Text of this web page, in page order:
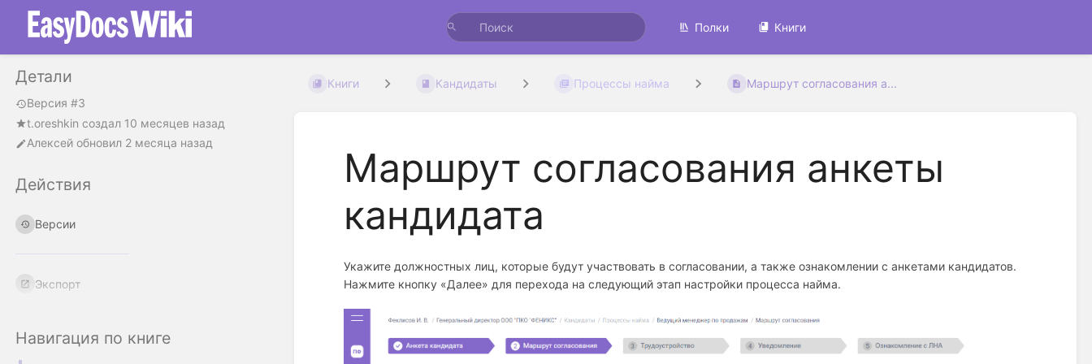
Полки Книги
Детали
Версия #3
t.oreshkin создал 10 месяцев назад
Алексей обновил 2 месяца назад
Действия
Версии
Экспорт
Навигация по книге
Книги Кандидаты Процессы найма Маршрут согласования а...
Маршрут согласования анкеты
кандидата
Укажите должностных лиц, которые будут участвовать в согласовании, а также ознакомлении с анкетами кандидатов.
Нажмите кнопку «Далее» для перехода на следующий этап настройки процесса найма.